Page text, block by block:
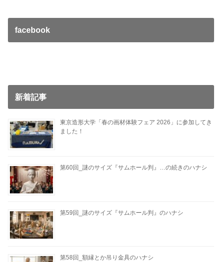
facebook
新着記事
東京造形大学「春の画材体験フェア 2026」に参加してき
ました！
第60回_謎のサイズ『サムホール判』…の続きのハナシ
第59回_謎のサイズ『サムホール判』のハナシ
第58回_額縁とか吊り金具のハナシ